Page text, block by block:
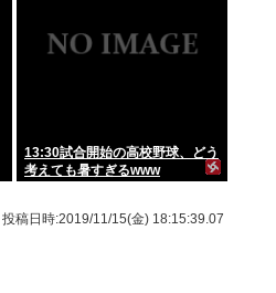
13:30試合開始の高校野球、どう
考えても暑すぎるwww
投稿日時:2019/11/15(金) 18:15:39.07